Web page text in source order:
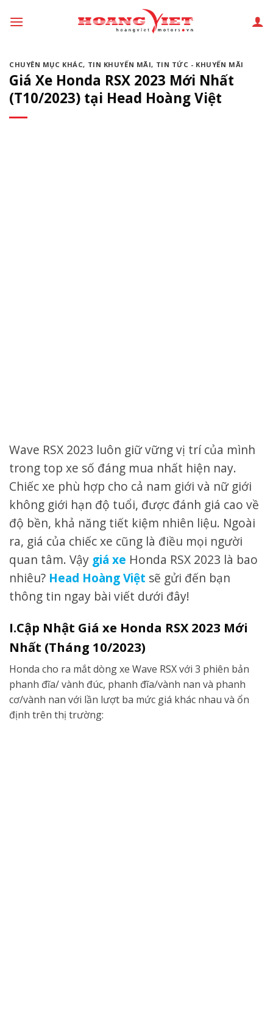
đến
dung
CHUYÊN MỤC KHÁC, TIN KHUYẾN MÃI, TIN TỨC - KHUYẾN MÃI
Giá Xe Honda RSX 2023 Mới Nhất
(T10/2023) tại Head Hoàng Việt
Wave RSX 2023 luôn giữ vững vị trí của mình
trong top xe số đáng mua nhất hiện nay.
Chiếc xe phù hợp cho cả nam giới và nữ giới
không giới hạn độ tuổi, được đánh giá cao về
độ bền, khả năng tiết kiệm nhiên liệu. Ngoài
ra, giá của chiếc xe cũng là điều mọi người
quan tâm. Vậy giá xe Honda RSX 2023 là bao
nhiêu? Head Hoàng Việt sẽ gửi đến bạn
thông tin ngay bài viết dưới đây!
I.Cập Nhật Giá xe Honda RSX 2023 Mới
Nhất (Tháng 10/2023)
Honda cho ra mắt dòng xe Wave RSX với 3 phiên bản
phanh đĩa/ vành đúc, phanh đĩa/vành nan và phanh
cơ/vành nan với lần lượt ba mức giá khác nhau và ổn
định trên thị trường: